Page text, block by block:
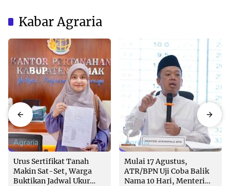
Kabar Agraria
Agraria
Urus Sertifikat Tanah
Makin Sat-Set, Warga
Buktikan Jadwal Ukur
Agraria
Mulai 17 Agustus,
ATR/BPN Uji Coba Balik
Nama 10 Hari, Menteri